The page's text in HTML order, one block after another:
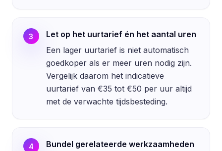
3
Let op het uurtarief én het aantal uren
Een lager uurtarief is niet automatisch
goedkoper als er meer uren nodig zijn.
Vergelijk daarom het indicatieve
uurtarief van €35 tot €50 per uur altijd
met de verwachte tijdsbesteding.
4
Bundel gerelateerde werkzaamheden